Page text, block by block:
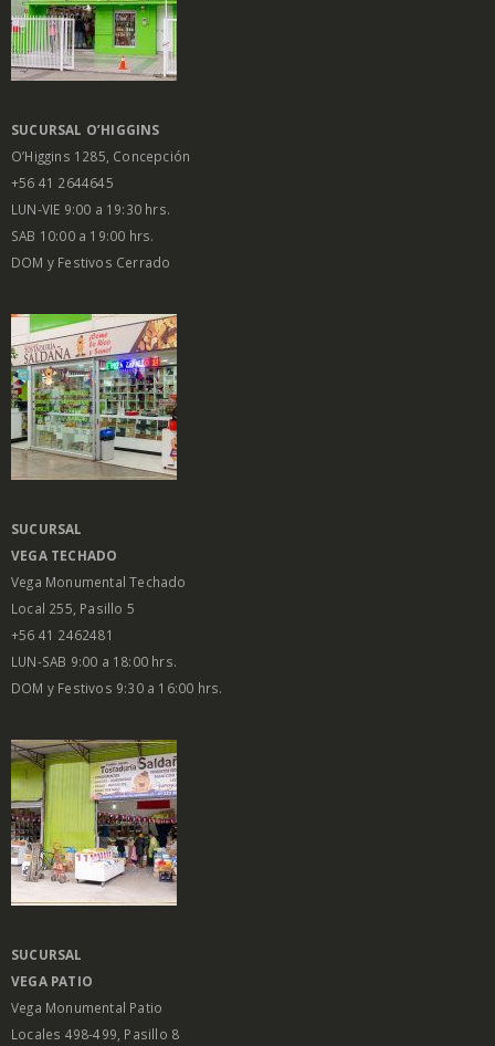
SUCURSAL O’HIGGINS
O’Higgins 1285, Concepción
+56 41 2644645
LUN-VIE 9:00 a 19:30 hrs.
SAB 10:00 a 19:00 hrs.
DOM y Festivos Cerrado
SUCURSAL
VEGA TECHADO
Vega Monumental Techado
Local 255, Pasillo 5
+56 41 2462481
LUN-SAB 9:00 a 18:00 hrs.
DOM y Festivos 9:30 a 16:00 hrs.
SUCURSAL
VEGA PATIO
Vega Monumental Patio
Locales 498-499, Pasillo 8